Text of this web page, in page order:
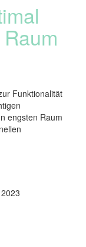
Funktionalität
engsten Raum